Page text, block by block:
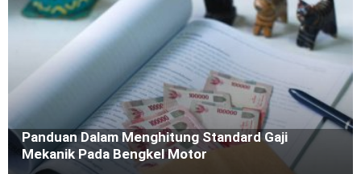
Panduan Dalam Menghitung Standard Gaji
Mekanik Pada Bengkel Motor